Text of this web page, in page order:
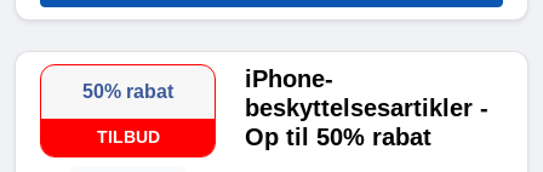
50% rabat
TILBUD
iPhone-
beskyttelsesartikler -
Op til 50% rabat